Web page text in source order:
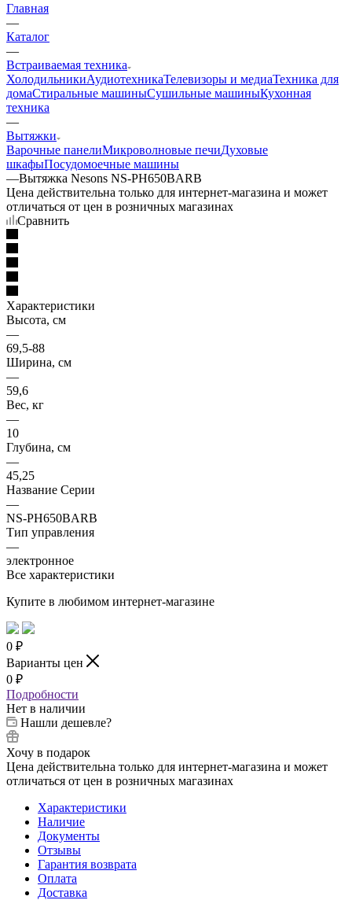
Главная
—
Каталог
—
Встраиваемая техника
ХолодильникиАудиотехникаТелевизоры и медиаТехника для
домаСтиральные машиныСушильные машиныКухонная
техника
—
Вытяжки
Варочные панелиМикроволновые печиДуховые
шкафыПосудомоечные машины
—Вытяжка Nesons NS-PH650BARB
Цена действительна только для интернет-магазина и может
отличаться от цен в розничных магазинах
Сравнить
Характеристики
Высота, см
—
69,5-88
Ширина, см
—
59,6
Вес, кг
—
10
Глубина, см
—
45,25
Название Серии
—
NS-PH650BARB
Тип управления
—
электронное
Все характеристики
Купите в любимом интернет-магазине
0 ₽
Варианты цен
0 ₽
Подробности
Нет в наличии
Нашли дешевле?
Хочу в подарок
Цена действительна только для интернет-магазина и может
отличаться от цен в розничных магазинах
Характеристики
Наличие
Документы
Отзывы
Гарантия возврата
Оплата
Доставка